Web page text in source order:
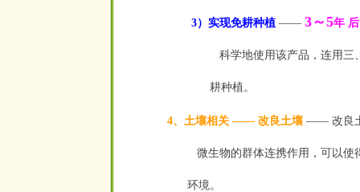
3）实现免耕种植 —— 3～5年
科学地使用该产品，连用三
耕种植。
4、土壤相关 —— 改良土壤 —— 改良
微生物的群体连携作用，可以使
环境。